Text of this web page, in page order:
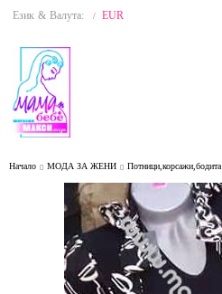
Език & Валута: / EUR
Начало МОДА ЗА ЖЕНИ Потници,корсажи,бодита